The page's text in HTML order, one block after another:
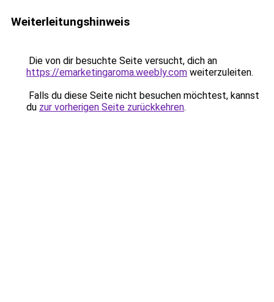
Weiterleitungshinweis
Die von dir besuchte Seite versucht, dich an
https://emarketingaroma.weebly.com weiterzuleiten.
Falls du diese Seite nicht besuchen möchtest, kannst
du zur vorherigen Seite zurückkehren.